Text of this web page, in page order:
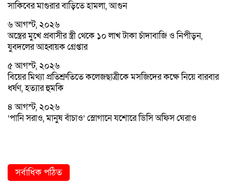
সাকিবের মাগুরার বাড়িতে হামলা, আগুন
৬ আগস্ট, ২০২৬
অস্ত্রের মুখে প্রবাসীর স্ত্রী থেকে ১০ লাখ টাকা চাঁদাবাজি ও নিপীড়ন,
যুবদলের আহ্বায়ক গ্রেপ্তার
৫ আগস্ট, ২০২৬
বিয়ের মিথ্যা প্রতিশ্রুতিতে কলেজছাত্রীকে মসজিদের কক্ষে নিয়ে বারবার
ধর্ষণ, হত্যার হুমকি
৪ আগস্ট, ২০২৬
‘পানি সরাও, মানুষ বাঁচাও’ স্লোগানে যশোরে ডিসি অফিস ঘেরাও
সর্বাধিক পঠিত